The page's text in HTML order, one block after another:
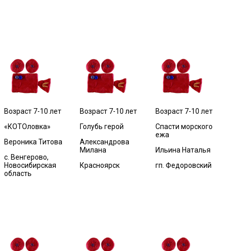
Возраст 7-10 лет
«КОТОловка»
Вероника Титова
с. Венгерово,
Новосибирская
область
Возраст 7-10 лет
Голубь герой
Александрова
Милана
Красноярск
Возраст 7-10 лет
Спасти морского
ежа
Ильина Наталья
гп. Федоровский